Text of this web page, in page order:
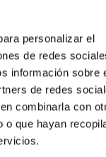
personalizar el
de redes
información sobre
de redes
combinarla con
o que hayan